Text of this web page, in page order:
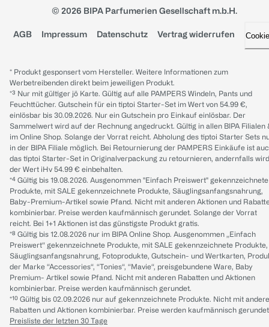
© 2026 BIPA Parfumerien Gesellschaft m.b.H.
AGB Impressum Datenschutz Vertrag widerrufen
* Produkt gesponsert vom Hersteller. Weitere Informationen zum
Werbetreibenden direkt beim jeweiligen Produkt.
*³ Nur mit gültiger jö Karte. Gültig auf alle PAMPERS Windeln, Pants und
Feuchttücher. Gutschein für ein tiptoi Starter-Set im Wert von 54.99 €,
einlösbar bis 30.09.2026. Nur ein Gutschein pro Einkauf einlösbar. Der
Sammelwert wird auf der Rechnung angedruckt. Gültig in allen BIPA Filialen
im Online Shop. Solange der Vorrat reicht. Abholung des tiptoi Starter Sets
in der BIPA Filiale möglich. Bei Retournierung der PAMPERS Einkäufe ist
das tiptoi Starter-Set in Originalverpackung zu retournieren, andernfalls wird
der Wert iHv 54.99 € einbehalten.
*⁴ Gültig bis 19.08.2026. Ausgenommen "Einfach Preiswert" gekennzeichnete
Produkte, mit SALE gekennzeichnete Produkte, Säuglingsanfangsnahrung,
Baby-Premium-Artikel sowie Pfand. Nicht mit anderen Aktionen und
kombinierbar. Preise werden kaufmännisch gerundet. Solange der Vorrat
reicht. Bei 1+1 Aktionen ist das günstigste Produkt gratis.
*⁸ Gültig bis 12.08.2026 nur im BIPA Online Shop. Ausgenommen „Einfach
Preiswert“ gekennzeichnete Produkte, mit SALE gekennzeichnete Produkte,
Säuglingsanfangsnahrung, Fotoprodukte, Gutschein- und Wertkarten,
der Marke “Accessories“, “Tonies“, “Mavie“, preisgebundene Ware, Baby
Premium- Artikel sowie Pfand. Nicht mit anderen Rabatten und Aktionen
kombinierbar. Preise werden kaufmännisch gerundet.
*¹⁰ Gültig bis 02.09.2026 nur auf gekennzeichnete Produkte. Nicht mit
Rabatten und Aktionen kombinierbar. Preise werden kaufmännisch
Preisliste der letzten 30 Tage